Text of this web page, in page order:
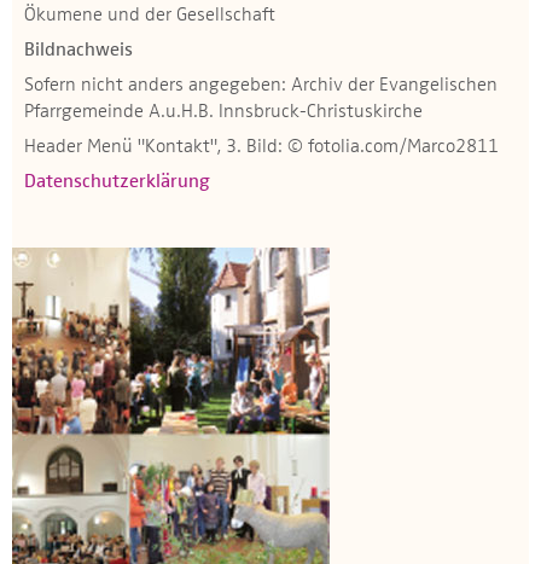
Ökumene und der Gesellschaft
Bildnachweis
Sofern nicht anders angegeben: Archiv der Evangelischen
Pfarrgemeinde A.u.H.B. Innsbruck-Christuskirche
Header Menü "Kontakt", 3. Bild: © fotolia.com/Marco2811
Datenschutzerklärung